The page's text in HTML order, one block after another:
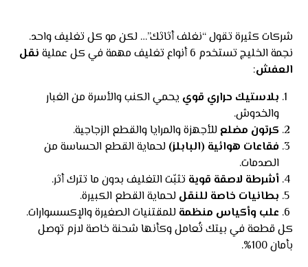
شركات كثيرة تقول “نغلف أثاثك”… لكن مو كل تغليف واحد.
نجمة الخليج تستخدم 6 أنواع تغليف مهمة في كل عملية
نقل
العفش:
بلاستيك حراري قوي يحمي الكنب والأسرة من الغبار
والخدوش.
كرتون مضلع للأجهزة والمرايا والقطع الزجاجية.
فقاعات هوائية (البابلز) لحماية القطع الحساسة من
الصدمات.
أشرطة لاصقة قوية تثبّت التغليف بدون ما تترك أثر.
بطانيات خاصة للنقل لحماية القطع الكبيرة.
علب وأكياس منظمة للمقتنيات الصغيرة والإكسسوارات.
كل قطعة في بيتك تُعامل وكأنها شحنة خاصة لازم توصل
بأمان 100%.